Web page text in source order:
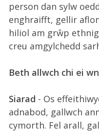
person dan sylw
enghraifft, gellir
hiliol am grŵp
creu amgylchedd
Beth allwch chi ei
Siarad - Os
adnabod, gallwch
cymorth. Fel arall,